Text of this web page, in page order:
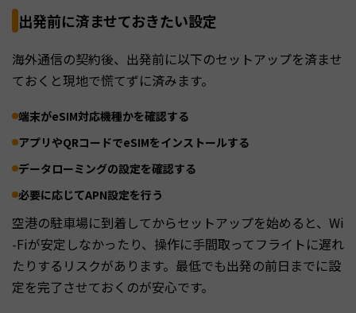
出発前に済ませておきたい設定
海外通信の契約後、出発前に以下のセットアップを済ませ
ておくと現地で慌てずに済みます。
端末がeSIM対応機種かを確認する
アプリやQRコードでeSIMをインストールする
データローミングの設定を確認する
必要に応じてAPN設定を行う
空港の駐車場に到着してからセットアップを始めると、Wi
-Fiが安定しなかったり、操作に手間取ってフライトに遅れ
たりするリスクがあります。最低でも出発の前日までに設
定を完了させておくのが安心です。